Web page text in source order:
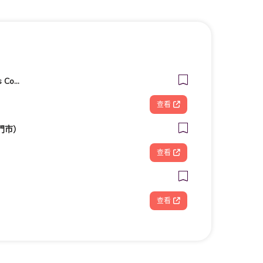
客美多咖啡 Komeda‘s Coffee - 台南小北店
查看
）
查看
查看